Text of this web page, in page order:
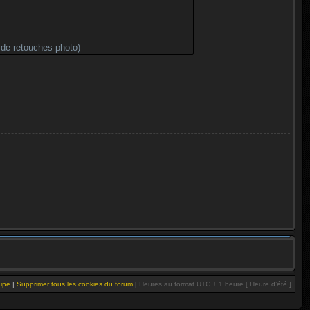
| Supprimer tous les cookies du forum | Heures au format UTC + 1 heure [ Heure d’été ]